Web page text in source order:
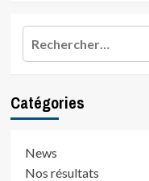
Catégories
News
Nos résultats